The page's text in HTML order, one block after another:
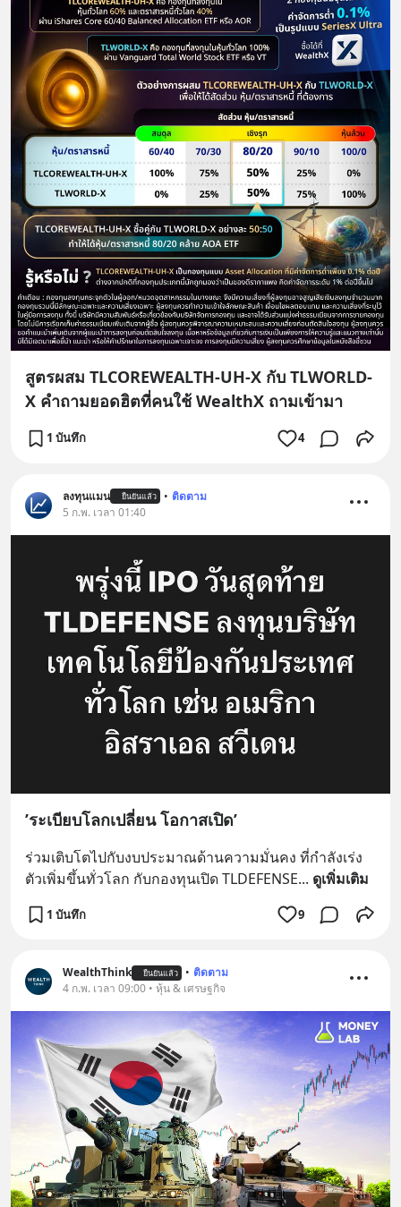
สูตรผสม TLCOREWEALTH-UH-X กับ TLWORLD-
X คำถามยอดฮิตที่คนใช้ WealthX ถามเข้ามา
1 บันทึก 4
ลงทุนแมน ยืนยันแล้ว • ติดตาม
5 ก.พ. เวลา 01:40
’ระเบียบโลกเปลี่ยน โอกาสเปิด’
ร่วมเติบโตไปกับงบประมาณด้านความมั่นคง ที่กำลังเร่ง
ตัวเพิ่มขึ้นทั่วโลก กับกองทุนเปิด TLDEFENSE... ดูเพิ่มเติม
1 บันทึก 9
WealthThink ยืนยันแล้ว • ติดตาม
4 ก.พ. เวลา 09:00 • หุ้น & เศรษฐกิจ